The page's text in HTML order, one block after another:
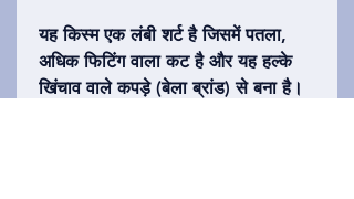
यह किस्म एक लंबी शर्ट है जिसमें पतला,
अधिक फिटिंग वाला कट है और यह हल्के
खिंचाव वाले कपड़े (बेला ब्रांड) से बना है।